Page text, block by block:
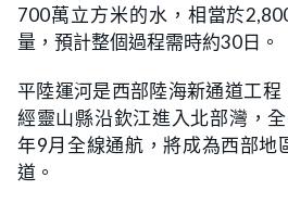
700萬立方米的水，相當於
量，預計整個過程需時約30日。
平陸運河是西部陸海新通道工程
經靈山縣沿欽江進入北部灣，
年9月全線通航，將成為西部地
道。